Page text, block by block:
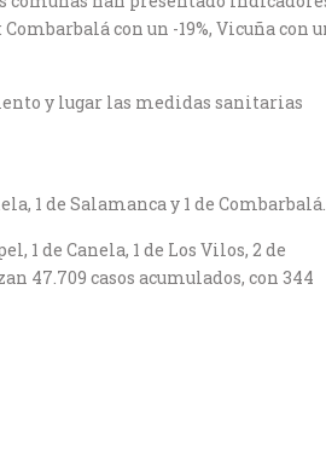
con un -19%, Vicuña con
y lugar las medidas sanitarias
1 de Salamanca y 1 de Combarbalá.
1 de Canela, 1 de Los Vilos, 2 de
47.709 casos acumulados, con 344